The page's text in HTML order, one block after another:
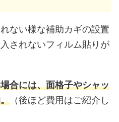
ない様な補助カギの設置
されないフィルム貼りが
合には、面格子やシャッ
（後ほど費用はご紹介し